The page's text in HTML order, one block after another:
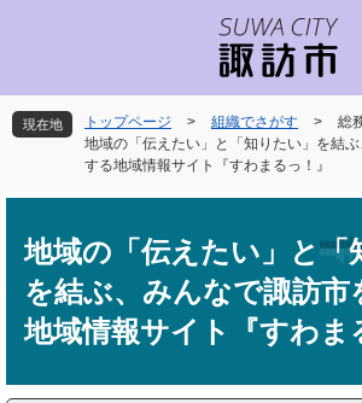
先
頭
を
飛
現在地 トップページ > 組織でさがす > 総
地域の「伝えたい」と「知りたい」を結
する地域情報サイト『すわまるっ！』
地域の「伝えたい」と「
を結ぶ、みんなで諏訪市
地域情報サイト『すわま